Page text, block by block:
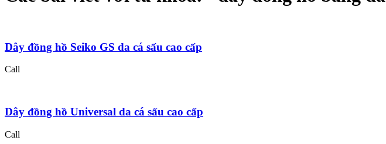
Dây đồng hồ Seiko GS da cá sấu cao cấp
Call
Dây đồng hồ Universal da cá sấu cao cấp
Call